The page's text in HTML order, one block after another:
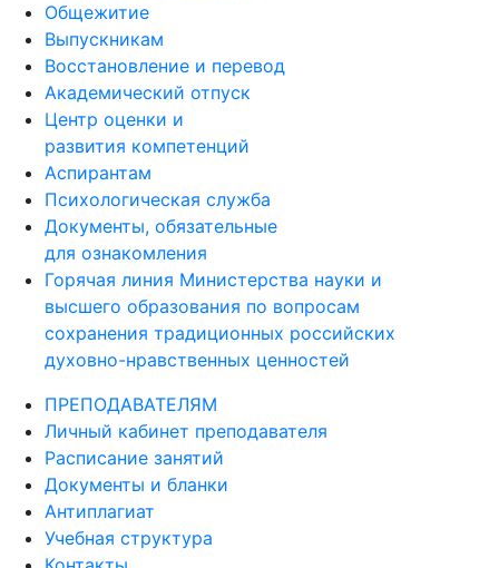
материальные выплаты
Общежитие
Выпускникам
Восстановление и перевод
Академический отпуск
Центр оценки и
развития компетенций
Аспирантам
Психологическая служба
Документы, обязательные
для ознакомления
Горячая линия Министерства науки и
высшего образования по вопросам
сохранения традиционных российских
ПРЕПОДАВАТЕЛЯМ
Личный кабинет преподавателя
Расписание занятий
Документы и бланки
Антиплагиат